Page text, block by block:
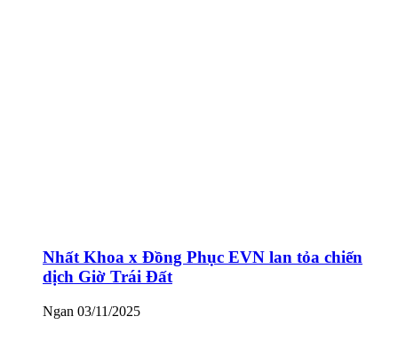
Nhất Khoa x Đồng Phục EVN lan tỏa chiến
dịch Giờ Trái Đất
Ngan 03/11/2025